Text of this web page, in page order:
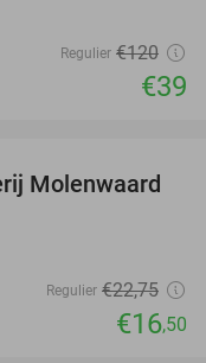
Regulier €120
€39
27%
Molenwaard
Regulier €22,75
€16,50